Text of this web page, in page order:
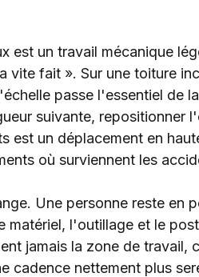
est un travail mécanique
vite fait ». Sur une toiture
passe l'essentiel de
suivante, repositionner
est un déplacement en
où surviennent les
Une personne reste en
matériel, l'outillage et le
jamais la zone de travail,
cadence nettement plus